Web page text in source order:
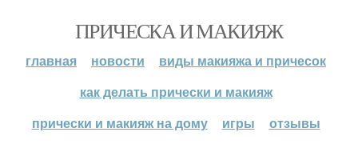
ПРИЧЕСКА И МАКИЯЖ
главная новости
виды макияжа и причесок
как делать прически и макияж
прически и макияж на дому
игры отзывы